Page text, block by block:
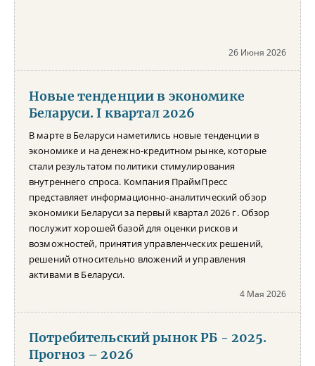
26 Июня 2026
Новые тенденции в экономике
Беларуси. I квартал 2026
В марте в Беларуси наметились новые тенденции в
экономике и на денежно-кредитном рынке, которые
стали результатом политики стимулирования
внутреннего спроса. Компания ПраймПресс
представляет информационно-аналитический обзор
экономики Беларуси за первый квартал 2026 г. Обзор
послужит хорошей базой для оценки рисков и
возможностей, принятия управленческих решений,
решений относительно вложений и управления
активами в Беларуси.
4 Мая 2026
Потребительский рынок РБ - 2025.
Прогноз – 2026